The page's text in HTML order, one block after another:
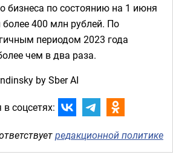
бизнеса по состоянию на 1 июня
более 400 млн рублей. По
периодом 2023 года
чем в два раза.
by Sber AI
соцсетях:
редакционной политике